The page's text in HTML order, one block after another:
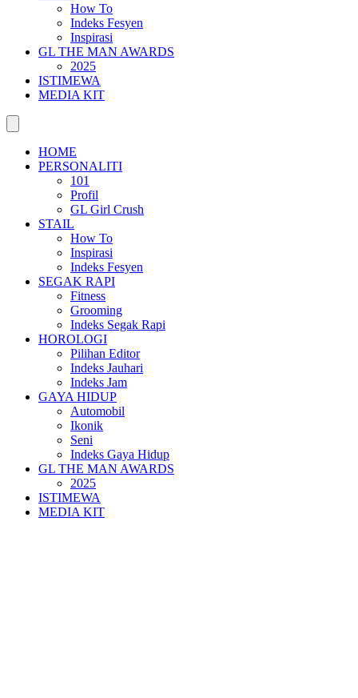
How To
Indeks Fesyen
Inspirasi
GL THE MAN AWARDS
2025
ISTIMEWA
MEDIA KIT
HOME
PERSONALITI
101
Profil
GL Girl Crush
STAIL
How To
Inspirasi
Indeks Fesyen
SEGAK RAPI
Fitness
Grooming
Indeks Segak Rapi
HOROLOGI
Pilihan Editor
Indeks Jauhari
Indeks Jam
GAYA HIDUP
Automobil
Ikonik
Seni
Indeks Gaya Hidup
GL THE MAN AWARDS
2025
ISTIMEWA
MEDIA KIT